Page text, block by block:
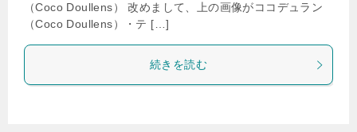
（Coco Doullens） 改めまして、上の画像がココデュラン
（Coco Doullens）・テ […]
続きを読む